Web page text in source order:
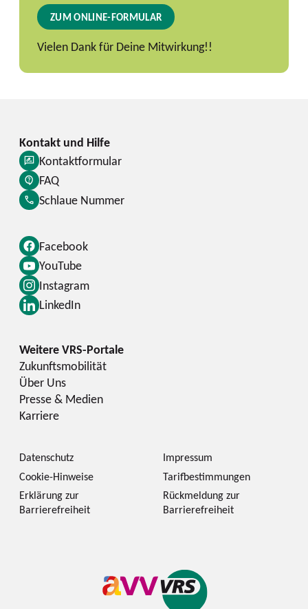
ZUM ONLINE-FORMULAR
Vielen Dank für Deine Mitwirkung!!
Facebook
YouTube
Instagram
LinkedIn
Kontaktformular
FAQ
Schlaue Nummer
Zukunftsmobilität
Über Uns
Presse & Medien
Karriere
Datenschutz
Impressum
Cookie-Hinweise
Tarifbestimmungen
Erklärung zur
Barrierefreiheit
Rückmeldung zur
Barrierefreiheit